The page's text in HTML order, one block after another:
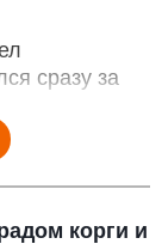
сразу за
корги и